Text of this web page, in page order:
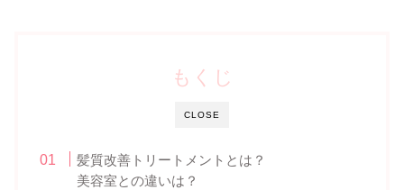
CLOSE
もくじ
髪質改善トリートメントとは？
美容室との違いは？